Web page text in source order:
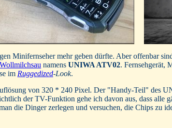
Minifernseher mehr geben dürfte. Aber offenbar
namens UNIWA ATV02. Fernsehgerät,
im Ruggedized-Look.
von 320 * 240 Pixel. Der "Handy-Teil" des
der TV-Funktion gehe ich davon aus, dass alle
die Dinger zerlegen und versuchen, die Chips zu